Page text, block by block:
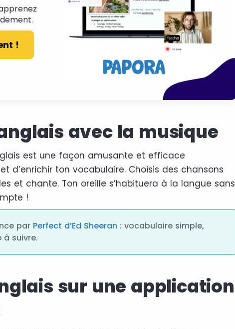
!
avec la musique
est une façon amusante et efficace
d’enrichir ton vocabulaire. Choisis des chansons
et chante. Ton oreille s’habituera à la langue sans
!
par Perfect d’Ed Sheeran : vocabulaire simple,
suivre.
sur une application